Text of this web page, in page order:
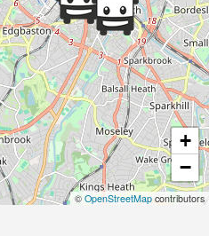
+
−
© OpenStreetMap contributors